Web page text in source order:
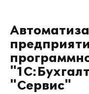
"Сервис"